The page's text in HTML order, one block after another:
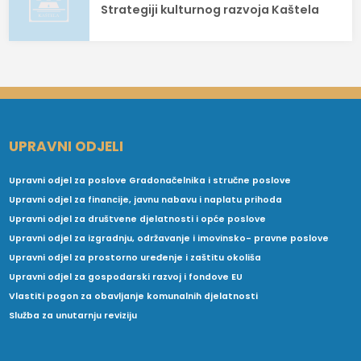
Strategiji kulturnog razvoja Kaštela
UPRAVNI ODJELI
Upravni odjel za poslove Gradonačelnika i stručne poslove
Upravni odjel za financije, javnu nabavu i naplatu prihoda
Upravni odjel za društvene djelatnosti i opće poslove
Upravni odjel za izgradnju, održavanje i imovinsko- pravne poslove
Upravni odjel za prostorno uređenje i zaštitu okoliša
Upravni odjel za gospodarski razvoj i fondove EU
Vlastiti pogon za obavljanje komunalnih djelatnosti
Služba za unutarnju reviziju